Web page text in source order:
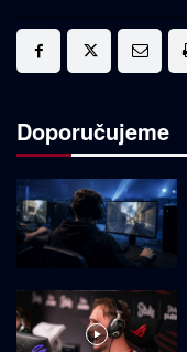
Doporučujeme